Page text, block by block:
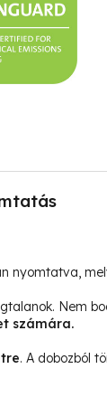
nyomtatva,
Nem
számára.
. A dobozból